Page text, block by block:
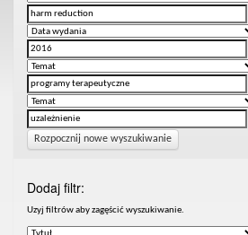
Rozpocznij nowe wyszukiwanie
Dodaj filtr:
Uzyj filtrów aby zagęścić wyszukiwanie.